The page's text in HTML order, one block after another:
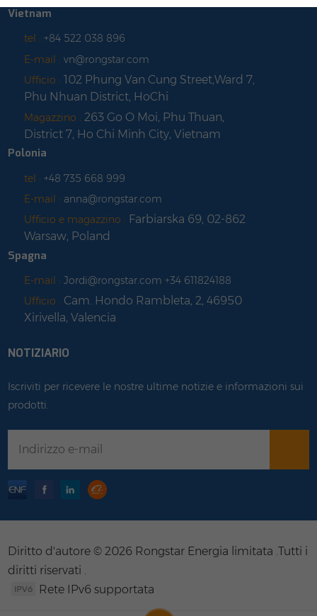
Vietnam
tel : +84 522 038 896
E-mail : vn@rongstar.com
Ufficio : 102 Phung Van Cung Street,Ward 7,
Phu Nhuan District, HoChi
Magazzino : 263 Go O Moi, Phu Thuan,
District 7, Ho Chi Minh City, Vietnam
Polonia
tel : +48 735 668 999
E-mail : anna@rongstar.com
Ufficio e magazzino : Farbiarska 69, 02-862
Warsaw, Poland
Spagna
E-mail : Jordi@rongstar.com +34 611824188
Ufficio : Cam. Hondo Rambleta, 2, 46950
Xirivella, Valencia
NOTIZIARIO
Iscriviti per ricevere le nostre ultime notizie e informazioni sui
prodotti.
Diritto d'autore © 2026 Rongstar Energia limitata .Tutti i
diritti riservati .
Rete IPv6 supportata